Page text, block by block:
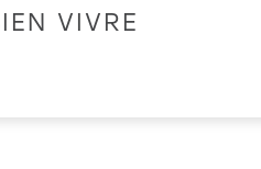
VIVRE